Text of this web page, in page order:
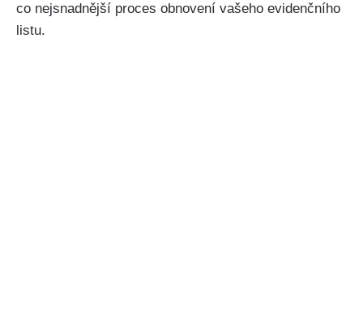
co nejsnadnější proces obnovení vašeho evidenčního
listu.